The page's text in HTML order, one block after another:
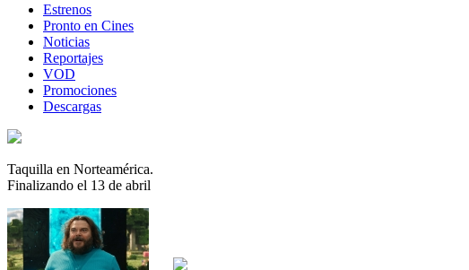
Estrenos
Pronto en Cines
Noticias
Reportajes
VOD
Promociones
Descargas
Taquilla en Norteamérica.
Finalizando el 13 de abril